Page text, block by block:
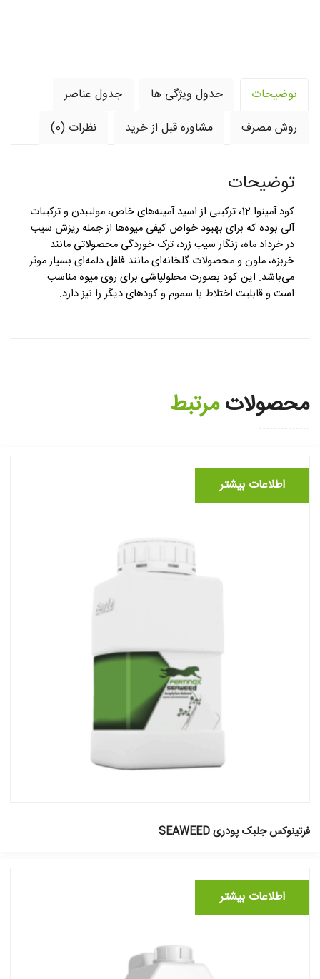
توضیحات جدول ویژگی ها
جدول عناصر
روش مصرف
مشاوره قبل از خرید نظرات (0)
توضیحات
کود آمینوا 12، ترکیبی از اسید آمینه­‌های خاص، مولیبدن و ترکیبات
آلی بوده که برای بهبود خواص کیفی میوه‌­ها از جمله ریزش سیب
در خرداد ماه، زنگار سیب زرد، ترک خوردگی محصولاتی مانند
خربزه، ملون و محصولات گلخانه‌­ای مانند فلفل دلمه­‌ای بسیار موثر
می‌­باشد. این کود بصورت محلول­پاشی برای روی میوه مناسب
است و قابلیت اختلاط با سموم و کودهای دیگر را نیز دارد.
محصولاتمرتبط
اطلاعات بیشتر
فرتینوکس جلبک پودری SEAWEED
اطلاعات بیشتر